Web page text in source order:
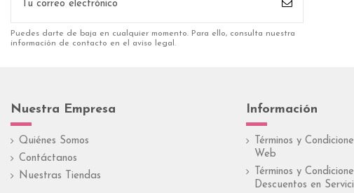
Puedes darte de baja en cualquier momento. Para ello, consulta nuestra
información de contacto en el aviso legal.
Nuestra Empresa
Quiénes Somos
Contáctanos
Nuestras Tiendas
Información
Términos y
Web
Términos y
Descuentos en